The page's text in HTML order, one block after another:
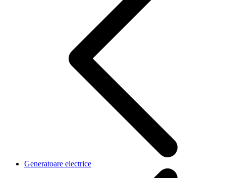
Generatoare electrice